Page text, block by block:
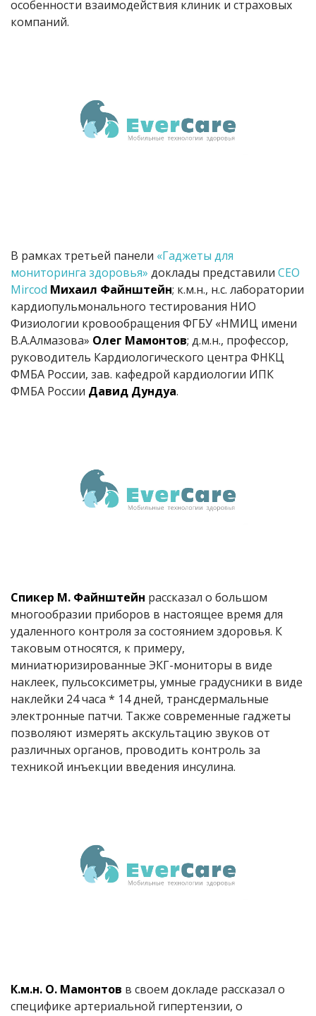
особенности взаимодействия клиник и страховых
компаний.
В рамках третьей панели «Гаджеты для
мониторинга здоровья» доклады представили СЕО
Mircod Михаил Файнштейн; к.м.н., н.с. лаборатории
кардиопульмонального тестирования НИО
Физиологии кровообращения ФГБУ «НМИЦ имени
В.А.Алмазова» Олег Мамонтов; д.м.н., профессор,
руководитель Кардиологического центра ФНКЦ
ФМБА России, зав. кафедрой кардиологии ИПК
ФМБА России Давид Дундуа.
Спикер М. Файнштейн рассказал о большом
многообразии приборов в настоящее время для
удаленного контроля за состоянием здоровья. К
таковым относятся, к примеру,
миниатюризированные ЭКГ-мониторы в виде
наклеек, пульсоксиметры, умные градусники в виде
наклейки 24 часа * 14 дней, трансдермальные
электронные патчи. Также современные гаджеты
позволяют измерять акскультацию звуков от
различных органов, проводить контроль за
техникой инъекции введения инсулина.
К.м.н. О. Мамонтов в своем докладе рассказал о
специфике артериальной гипертензии, о